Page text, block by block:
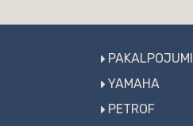
PAKALPOJUMI
YAMAHA
PETROF